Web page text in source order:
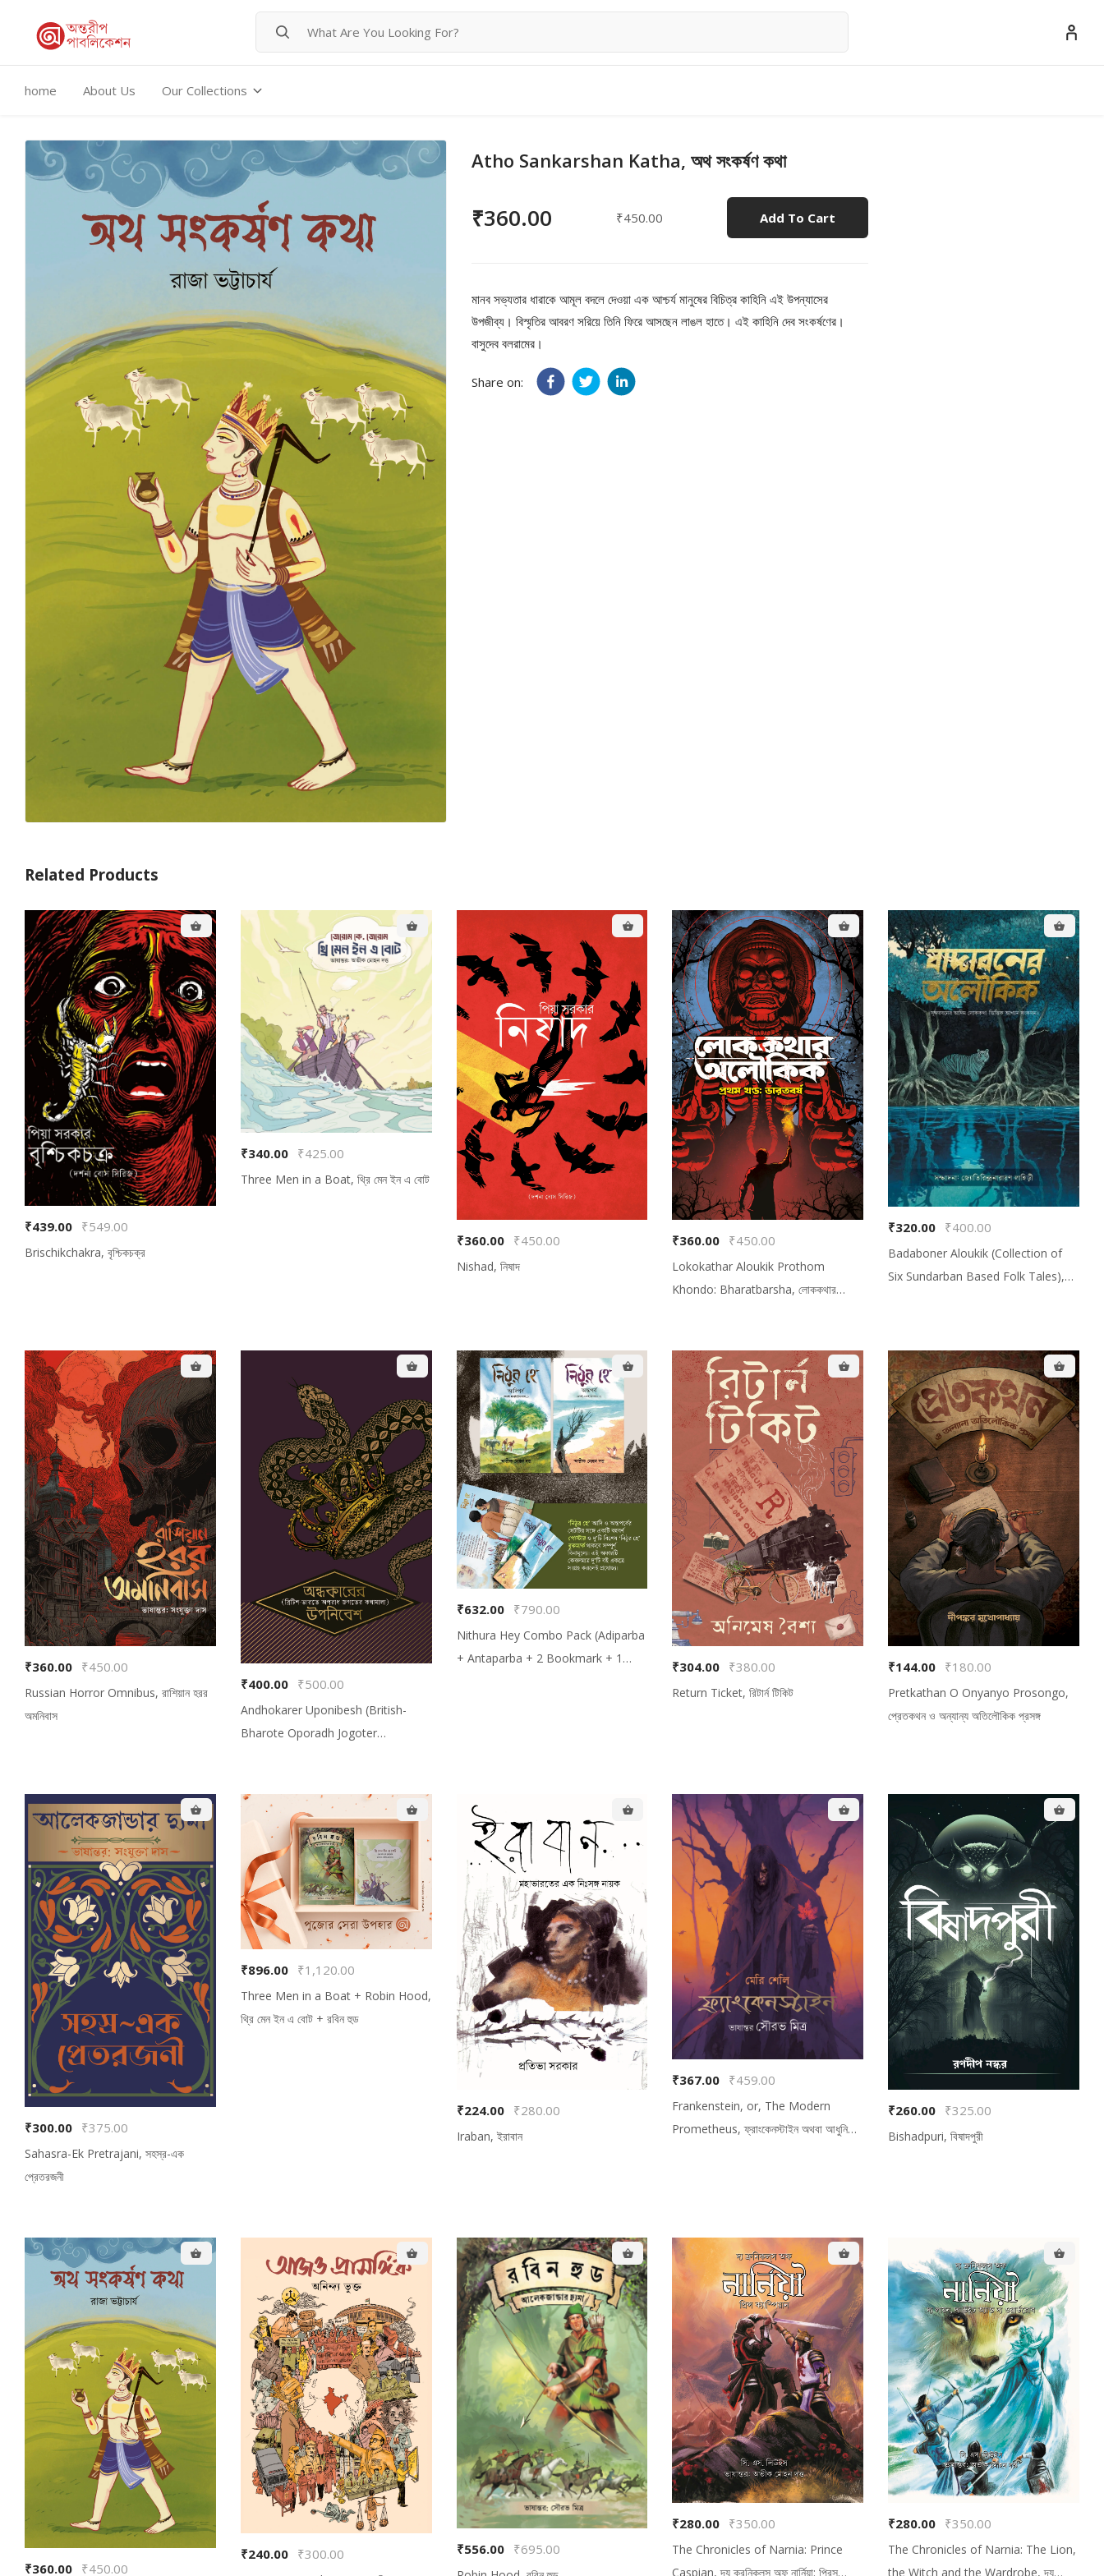
home About Us Our Collections
Atho Sankarshan Katha, অথ সংকর্ষণ কথা
₹360.00 ₹450.00 Add To Cart
মানব সভ্যতার ধারাকে আমূল বদলে দেওয়া এক আশ্চর্য মানুষের বিচিত্র কাহিনি এই উপন্যাসের
উপজীব্য। বিস্মৃতির আবরণ সরিয়ে তিনি ফিরে আসছেন লাঙল হাতে। এই কাহিনি দেব সংকর্ষণের।
বাসুদেব বলরামের।
Share on:
Related Products
₹439.00 ₹549.00
Brischikchakra, বৃশ্চিকচক্র
₹340.00 ₹425.00
Three Men in a Boat, থ্রি মেন ইন এ বোট
₹360.00 ₹450.00
Nishad, নিষাদ
₹360.00 ₹450.00
Lokokathar Aloukik Prothom
Khondo: Bharatbarsha, লোককথার
₹320.00 ₹400.00
Badaboner Aloukik (Collection of
Six Sundarban Based Folk Tales),
₹360.00 ₹450.00
Russian Horror Omnibus, রাশিয়ান হরর
অমনিবাস
₹400.00 ₹500.00
Andhokarer Uponibesh (British-
Bharote Oporadh Jogoter
₹632.00 ₹790.00
Nithura Hey Combo Pack (Adiparba
+ Antaparba + 2 Bookmark + 1
₹304.00 ₹380.00
Return Ticket, রিটার্ন টিকিট
₹144.00 ₹180.00
Pretkathan O Onyanyo Prosongo,
প্রেতকথন ও অন্যান্য অতিলৌকিক প্রসঙ্গ
₹300.00 ₹375.00
Sahasra-Ek Pretrajani, সহস্র-এক
প্রেতরজনী
₹896.00 ₹1,120.00
Three Men in a Boat + Robin Hood,
থ্রি মেন ইন এ বোট + রবিন হুড
₹224.00 ₹280.00
Iraban, ইরাবান
₹367.00 ₹459.00
Frankenstein, or, The Modern
Prometheus, ফ্রাংকেনস্টাইন অথবা আধুনিক
₹260.00 ₹325.00
Bishadpuri, বিষাদপুরী
₹360.00 ₹450.00
₹240.00 ₹300.00 ₹556.00 ₹695.00
₹280.00 ₹350.00
The Chronicles of Narnia: Prince
Caspian, দ্য ক্রনিকল্‌‌স অফ নার্নিয়া: প্রিন্স
₹280.00 ₹350.00
The Chronicles of Narnia: The Lion,
the Witch and the Wardrobe, দ্য
Total Amount: $0.00
Your cart is empty!
Looks like you haven't made your menu yet.